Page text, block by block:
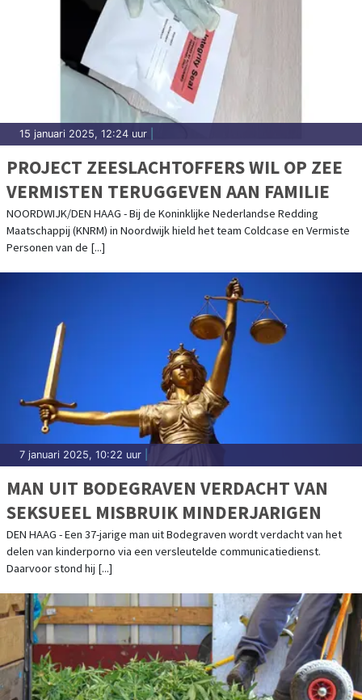
15 januari 2025, 12:24 uur
PROJECT ZEESLACHTOFFERS WIL OP ZEE
VERMISTEN TERUGGEVEN AAN FAMILIE
NOORDWIJK/DEN HAAG - Bij de Koninklijke Nederlandse Redding
Maatschappij (KNRM) in Noordwijk hield het team Coldcase en Vermiste
Personen van de [...]
7 januari 2025, 10:22 uur
MAN UIT BODEGRAVEN VERDACHT VAN
SEKSUEEL MISBRUIK MINDERJARIGEN
DEN HAAG - Een 37-jarige man uit Bodegraven wordt verdacht van het
delen van kinderporno via een versleutelde communicatiedienst.
Daarvoor stond hij [...]